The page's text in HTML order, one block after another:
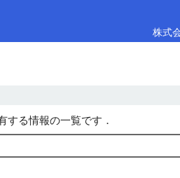
株式
る情報の一覧です．